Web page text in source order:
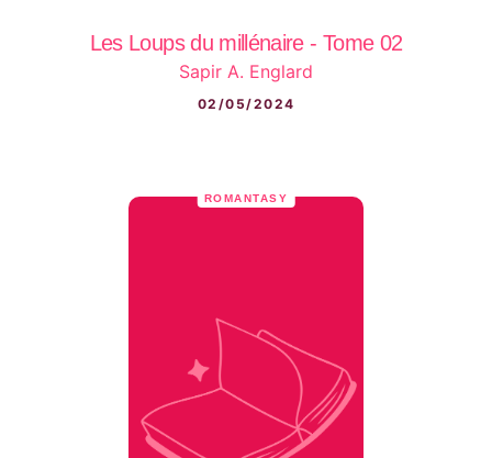
Les Loups du millénaire - Tome 02
Sapir A. Englard
02/05/2024
ROMANTASY